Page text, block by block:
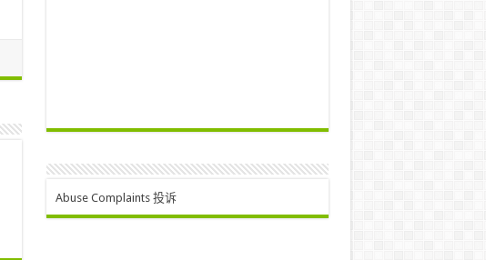
Abuse Complaints 投诉